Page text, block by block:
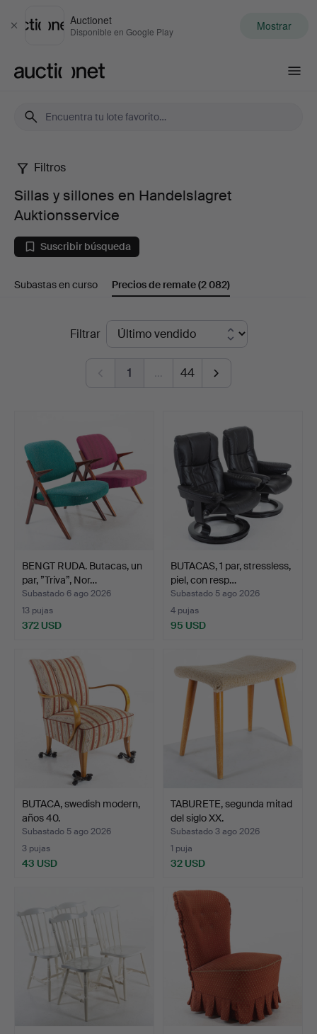
Cerrar
Auctionet
Disponible en Google Play Mostrar
Sillas
sillones
en
Auktionsservice
Filtros
Sillas y sillones en Handelslagret
Auktionsservice
Suscribir búsqueda
Subastas en curso Precios de remate(2 082)
Filtrar
1 … 44
BENGT RUDA. Butacas, un
par, ”Triva”, Nor…
Subastado 6 ago 2026
13 pujas
372 USD
BUTACAS, 1 par, stressless,
piel, con resp…
Subastado 5 ago 2026
4 pujas
95 USD
BUTACA, swedish modern,
años 40.
Subastado 5 ago 2026
3 pujas
43 USD
TABURETE, segunda mitad
del siglo XX.
Subastado 3 ago 2026
1 puja
32 USD